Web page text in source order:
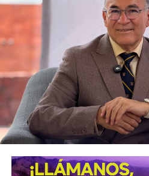
Para la salida del recinto,el flujo
principalmente hacia Circuito
incorporación desde avenida de
secundaria, los automovilistas
misma vialidad para
con dirección a avenida de la
fraccionamiento Simón Díaz.
Como parte de la estrategia de
Francisco Martínez de la Vega,
permanecerá cerrada al tránsito